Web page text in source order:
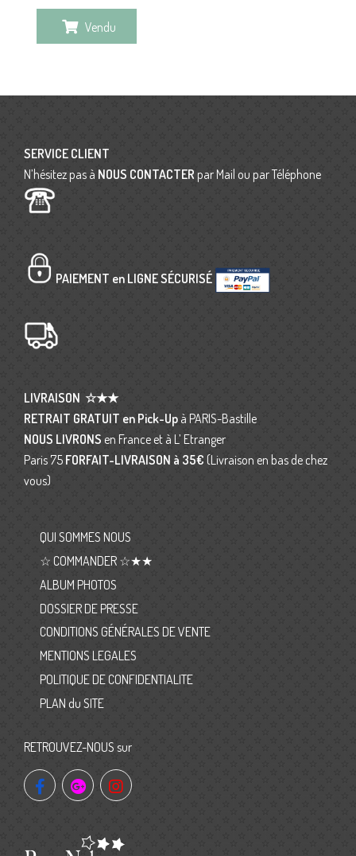
Vendu
SERVICE CLIENT
N’hésitez pas à NOUS CONTACTER par Mail ou par Téléphone
PAIEMENT en LIGNE SÉCURISÉ
LIVRAISON ☆★★
RETRAIT GRATUIT en Pick-Up à PARIS-Bastille
NOUS LIVRONS en France et à L’ Etranger
Paris 75 FORFAIT-LIVRAISON à 35€ (Livraison en bas de chez
vous)
QUI SOMMES NOUS
☆ COMMANDER ☆★★
ALBUM PHOTOS
DOSSIER DE PRESSE
CONDITIONS GÉNÉRALES DE VENTE
MENTIONS LEGALES
POLITIQUE DE CONFIDENTIALITE
PLAN du SITE
RETROUVEZ-NOUS sur